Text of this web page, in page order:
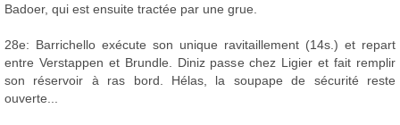
Badoer, qui est ensuite tractée par une grue.
28e: Barrichello exécute son unique ravitaillement (14s.) et repart
entre Verstappen et Brundle. Diniz passe chez Ligier et fait remplir
son réservoir à ras bord. Hélas, la soupape de sécurité reste
ouverte...